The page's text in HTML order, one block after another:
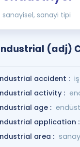
sanayisel, sanayi tipi
(adj)
accident :
activity :
age :
application :
area :